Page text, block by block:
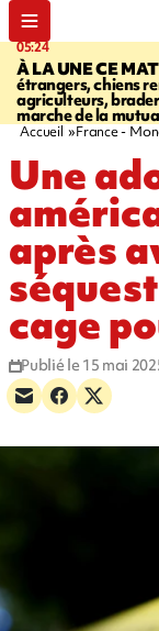
05:24
À LA UNE CE
étrangers, chiens
agriculteurs,
marche de la
Accueil France -
Une
après
cage
Publié le 15 mai